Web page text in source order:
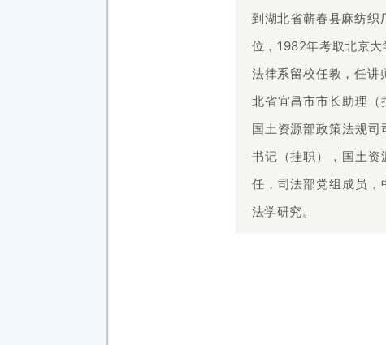
到湖北省蕲春县麻纺织
位，1982年考取北京
法律系留校任教，任讲
北省宜昌市市长助理（
国土资源部政策法规
书记（挂职），国土
任，司法部党组成员
法学研究。